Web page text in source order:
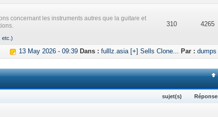
concernant les instruments autres que la guitare et
etc.)
310 4265
13 May 2026 - 09:39 Dans : fulllz.asia [+] Sells Clone... Par : dumps
sujet(s)